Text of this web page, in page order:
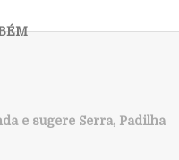
e sugere Serra, Padilha